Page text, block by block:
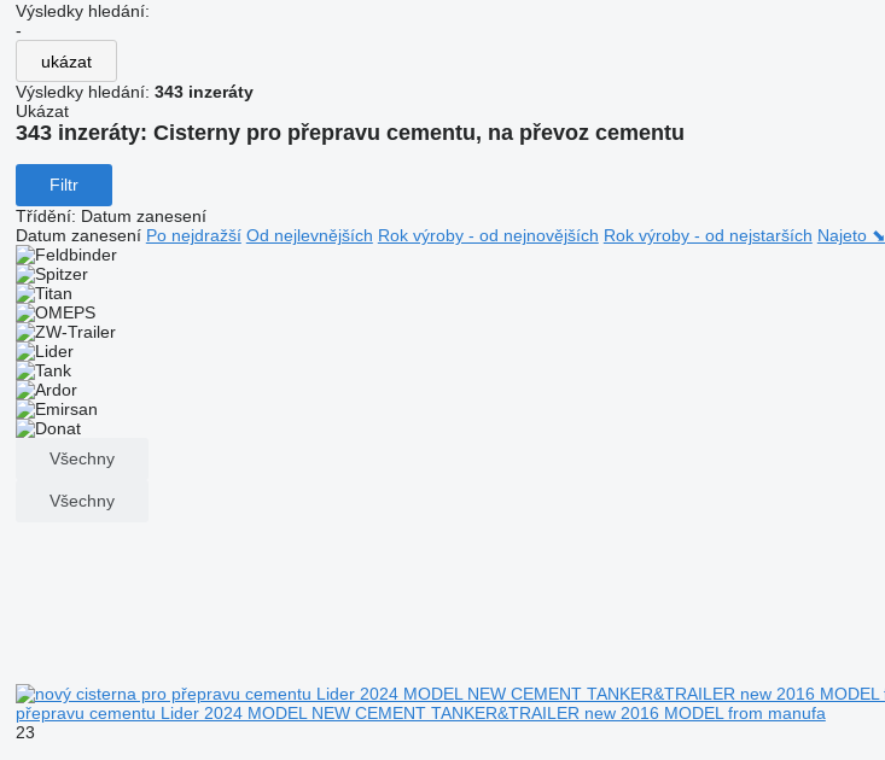
Výsledky hledání:
-
ukázat
Výsledky hledání: 343 inzeráty
Ukázat
343 inzeráty: Cisterny pro přepravu cementu, na převoz cementu
Filtr
Třídění: Datum zanesení
Datum zanesení Po nejdražší Od nejlevnějších Rok výroby - od nejnovějších Rok výroby - od nejstarších Najeto ⬊
Všechny
Všechny
přepravu cementu Lider 2024 MODEL NEW CEMENT TANKER&TRAILER new 2016 MODEL from manufa
23